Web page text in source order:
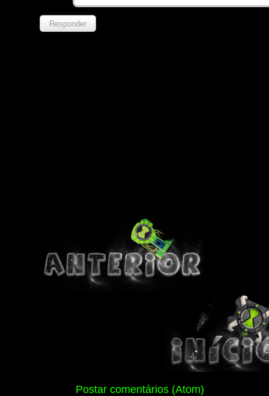
Responder
Postar comentários (Atom)